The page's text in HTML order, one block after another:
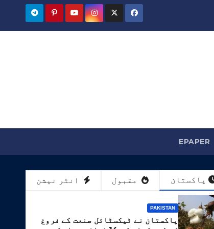
EPAPER
پاکستان مقبول انٹر نیشن
PAKISTAN
پاکستان نے ٹیکسٹائل صنعت کے فروغ